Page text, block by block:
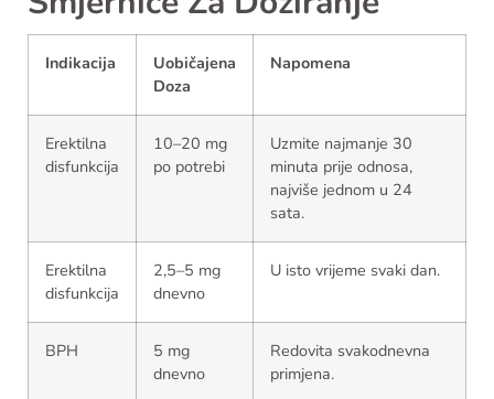
Indikacija
Uobičajena
Doza
Napomena
Erektilna
disfunkcija
10–20 mg
po potrebi
Uzmite najmanje 30
minuta prije odnosa,
najviše jednom u 24
sata.
Erektilna
disfunkcija
2,5–5 mg
dnevno
U isto vrijeme svaki dan.
BPH
5 mg
dnevno
Redovita svakodnevna
primjena.